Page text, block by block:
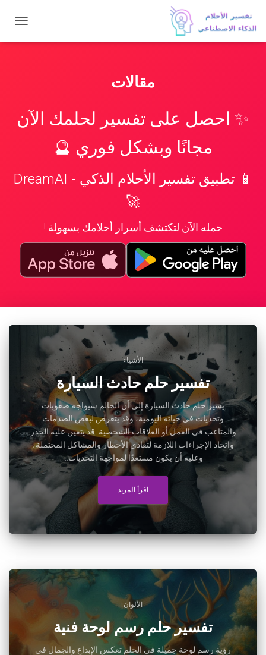
التنقل
مقالات
✨ احصل على تفسير لحلمك الآن
مجانًا وبشكل فوري 🔮
📱 تطبيق تفسير الأحلام الذكي - DreamAI
🚀
حمله الآن لتكتشف أسرار أحلامك بسهولة !
الأشياء
تفسير حلم حادث السيارة
يشير حلم حادث السيارة إلى أن الحالم سيواجه صعوبات
وتحديات في حياته اليومية، وقد يتعرض لبعض الصدمات
والمتاعب في العمل أو العلاقات الشخصية. قد يتعين عليه الحذر
واتخاذ الإجراءات اللازمة لتفادي الأخطار والمشاكل المحتملة،
وعليه أن يكون مستعدًا لمواجهة التحديات...
اقرأ المزيد
الألوان
تفسير حلم رسم لوحة فنية
رؤية رسم لوحة جميلة في الحلم تعكس الإبداع والجمال في